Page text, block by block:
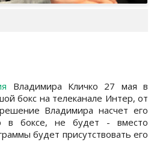
Владимира Кличко 27 мая в
бокс на телеканале Интер, от
Владимира насчет его
в боксе, не будет - вместо
будет присутствовать его